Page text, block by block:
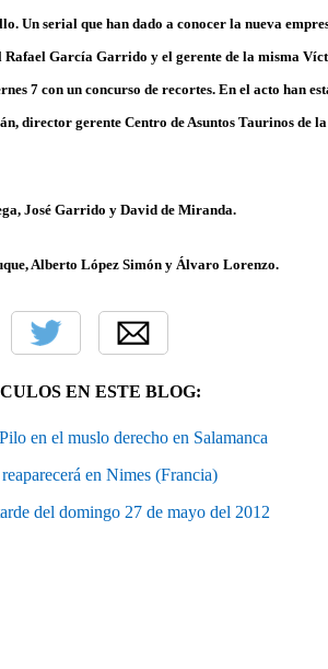
Un serial que han dado a conocer la nueva
García Garrido y el gerente de la misma
7 con un concurso de recortes. En el acto han
director gerente Centro de Asuntos Taurinos de
José Garrido y David de Miranda.
Alberto López Simón y Álvaro Lorenzo.
EN ESTE BLOG:
en el muslo derecho en Salamanca
en Nimes (Francia)
del domingo 27 de mayo del 2012